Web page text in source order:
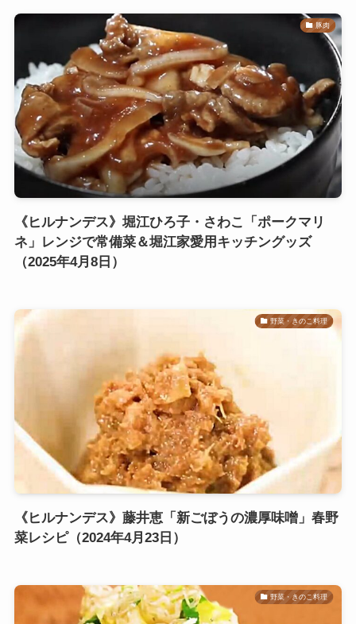
豚肉
《ヒルナンデス》堀江ひろ子・さわこ「ポークマリ
ネ」レンジで常備菜＆堀江家愛用キッチングッズ
（2025年4月8日）
野菜・きのこ料理
《ヒルナンデス》藤井恵「新ごぼうの濃厚味噌」春野
菜レシピ（2024年4月23日）
野菜・きのこ料理